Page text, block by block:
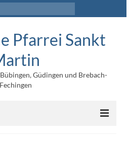
Pfarrei Sankt
Güdingen und Brebach-
Fechingen